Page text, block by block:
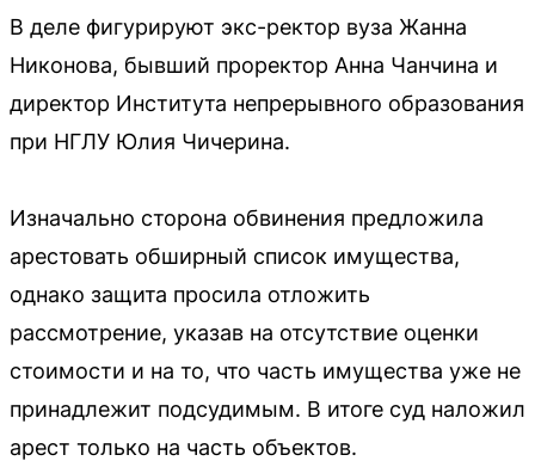
В деле фигурируют экс-ректор вуза Жанна
Никонова, бывший проректор Анна Чанчина и
директор Института непрерывного образования
при НГЛУ Юлия Чичерина.
Изначально сторона обвинения предложила
арестовать обширный список имущества,
однако защита просила отложить
рассмотрение, указав на отсутствие оценки
стоимости и на то, что часть имущества уже не
принадлежит подсудимым. В итоге суд наложил
арест только на часть объектов.